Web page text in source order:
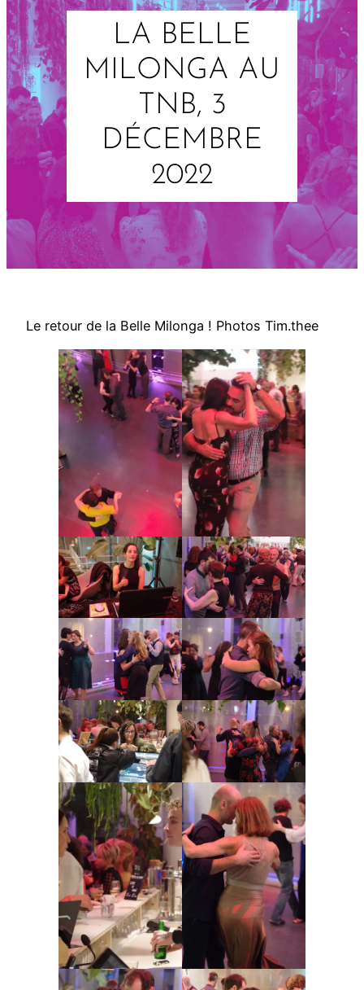
LA BELLE
MILONGA AU
TNB, 3
DÉCEMBRE
2022
Le retour de la Belle Milonga ! Photos Tim.thee